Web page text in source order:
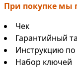
При покупке мы
Чек
Гарантийный
Инструкцию по
Набор ключей